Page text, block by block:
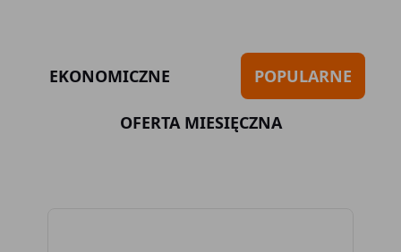
EKONOMICZNE POPULARNE
OFERTA MIESIĘCZNA